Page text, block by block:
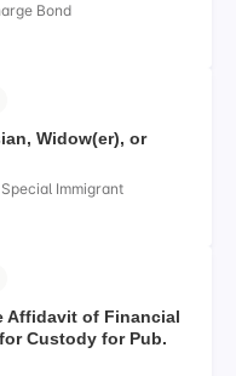
Bond
Widow(er), or
Immigrant
Affidavit of Financial
Custody for Pub.